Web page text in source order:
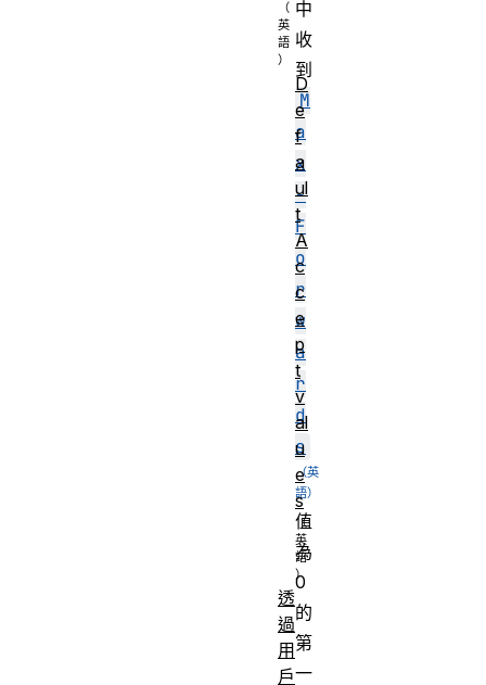
中
收
到
M
a
x
-
F
o
r
w
a
r
d
s
值
為
0
的
第
一
D
e
f
a
ul
t
A
c
c
e
p
t
v
al
u
e
s
透
過
用
戶